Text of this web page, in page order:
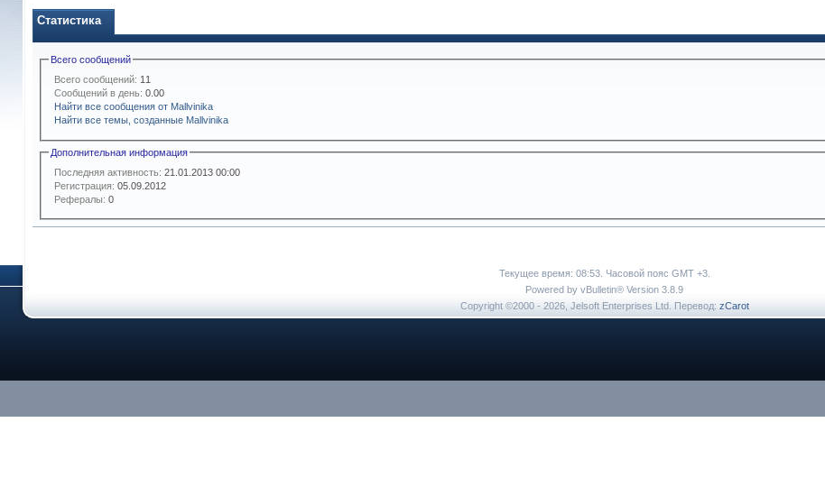
Статистика
Всего сообщений
Всего сообщений: 11
Сообщений в день: 0.00
Найти все сообщения от Mallvinika
Найти все темы, созданные Mallvinika
Дополнительная информация
Последняя активность: 21.01.201300:00
Регистрация: 05.09.2012
Рефералы: 0
Текущее время: 08:53. Часовой пояс GMT +3.
Powered by vBulletin® Version 3.8.9
Copyright ©2000 - 2026, Jelsoft Enterprises Ltd. Перевод: zCarot